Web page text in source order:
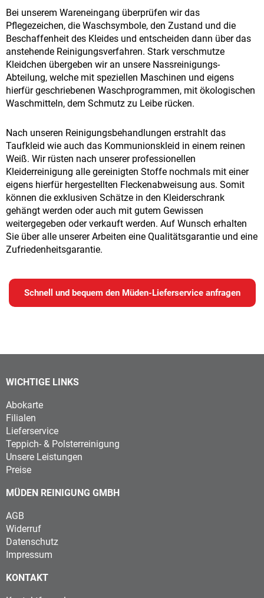
Bei unserem Wareneingang überprüfen wir das
Pflegezeichen, die Waschsymbole, den Zustand und die
Beschaffenheit des Kleides und entscheiden dann über das
anstehende Reinigungsverfahren. Stark verschmutze
Kleidchen übergeben wir an unsere Nassreinigungs-
Abteilung, welche mit speziellen Maschinen und eigens
hierfür geschriebenen Waschprogrammen, mit ökologischen
Waschmitteln, dem Schmutz zu Leibe rücken.
Nach unseren Reinigungsbehandlungen erstrahlt das
Taufkleid wie auch das Kommunionskleid in einem reinen
Weiß. Wir rüsten nach unserer professionellen
Kleiderreinigung alle gereinigten Stoffe nochmals mit einer
eigens hierfür hergestellten Fleckenabweisung aus. Somit
können die exklusiven Schätze in den Kleiderschrank
gehängt werden oder auch mit gutem Gewissen
weitergegeben oder verkauft werden. Auf Wunsch erhalten
Sie über alle unserer Arbeiten eine Qualitätsgarantie und eine
Zufriedenheitsgarantie.
Schnell und bequem den Müden-Lieferservice anfragen
WICHTIGE LINKS
Abokarte
Filialen
Lieferservice
Teppich- & Polsterreinigung
Unsere Leistungen
Preise
MÜDEN REINIGUNG GMBH
AGB
Widerruf
Datenschutz
Impressum
KONTAKT